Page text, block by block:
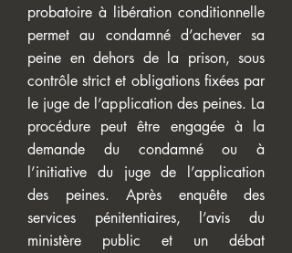
probatoire à libération conditionnelle
permet au condamné d’achever sa
peine en dehors de la prison, sous
contrôle strict et obligations fixées par
le juge de l’application des peines. La
procédure peut être engagée à la
demande du condamné ou à
l’initiative du juge de l’application
des peines. Après enquête des
services pénitentiaires, l’avis du
ministère public et un débat